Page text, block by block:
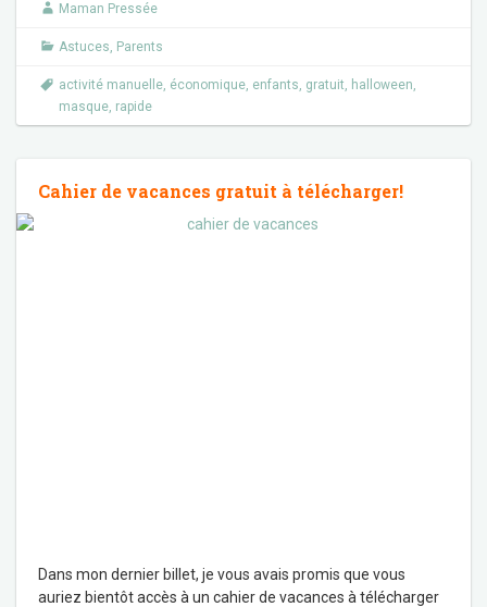
Maman Pressée
Astuces, Parents
activité manuelle, économique, enfants, gratuit, halloween,
masque, rapide
Cahier de vacances gratuit à télécharger!
Dans mon dernier billet, je vous avais promis que vous
auriez bientôt accès à un cahier de vacances à télécharger